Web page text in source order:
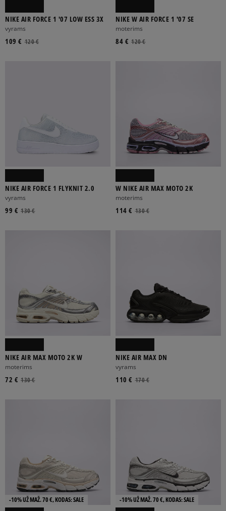
NIKE AIR FORCE 1 '07 LOW ESS 3X
vyrams
120 €
109 €
NIKE W AIR FORCE 1 '07 SE
moterims
120 €
84 €
NIKE AIR FORCE 1 FLYKNIT 2.0
vyrams
130 €
99 €
W NIKE AIR MAX MOTO 2K
moterims
130 €
114 €
NIKE AIR MAX MOTO 2K W
moterims
130 €
72 €
NIKE AIR MAX DN
vyrams
170 €
110 €
-10% UŽ MAŽ. 70 €, KODAS: SALE -10% UŽ MAŽ. 70 €, KODAS: SALE